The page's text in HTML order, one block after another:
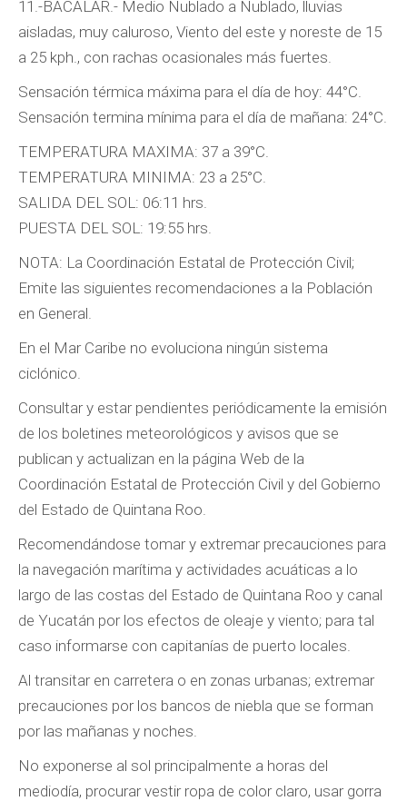
11.-BACALAR.- Medio Nublado a Nublado, lluvias
aisladas, muy caluroso, Viento del este y noreste de 15
a 25 kph., con rachas ocasionales más fuertes.
Sensación térmica máxima para el día de hoy: 44°C.
Sensación termina mínima para el día de mañana: 24°C.
TEMPERATURA MAXIMA: 37 a 39°C.
TEMPERATURA MINIMA: 23 a 25°C.
SALIDA DEL SOL: 06:11 hrs.
PUESTA DEL SOL: 19:55 hrs.
NOTA: La Coordinación Estatal de Protección Civil;
Emite las siguientes recomendaciones a la Población
en General.
En el Mar Caribe no evoluciona ningún sistema
ciclónico.
Consultar y estar pendientes periódicamente la emisión
de los boletines meteorológicos y avisos que se
publican y actualizan en la página Web de la
Coordinación Estatal de Protección Civil y del Gobierno
del Estado de Quintana Roo.
Recomendándose tomar y extremar precauciones para
la navegación marítima y actividades acuáticas a lo
largo de las costas del Estado de Quintana Roo y canal
de Yucatán por los efectos de oleaje y viento; para tal
caso informarse con capitanías de puerto locales.
Al transitar en carretera o en zonas urbanas; extremar
precauciones por los bancos de niebla que se forman
por las mañanas y noches.
No exponerse al sol principalmente a horas del
mediodía, procurar vestir ropa de color claro, usar gorra